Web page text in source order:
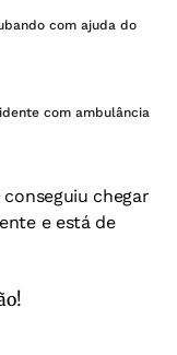
com ajuda do
com ambulância
chegar
e está de